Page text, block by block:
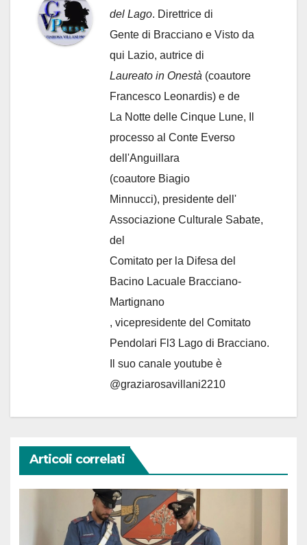
del Lago. Direttrice di
Gente di Bracciano e Visto da
qui Lazio, autrice di
Laureato in Onestà (coautore
Francesco Leonardis) e de
La Notte delle Cinque Lune, Il
processo al Conte Everso
dell'Anguillara
(coautore Biagio
Minnucci), presidente dell'
Associazione Culturale Sabate,
del
Comitato per la Difesa del
Bacino Lacuale Bracciano-
Martignano
, vicepresidente del Comitato
Pendolari Fl3 Lago di Bracciano.
Il suo canale youtube è
@graziarosavillani2210
Articoli correlati